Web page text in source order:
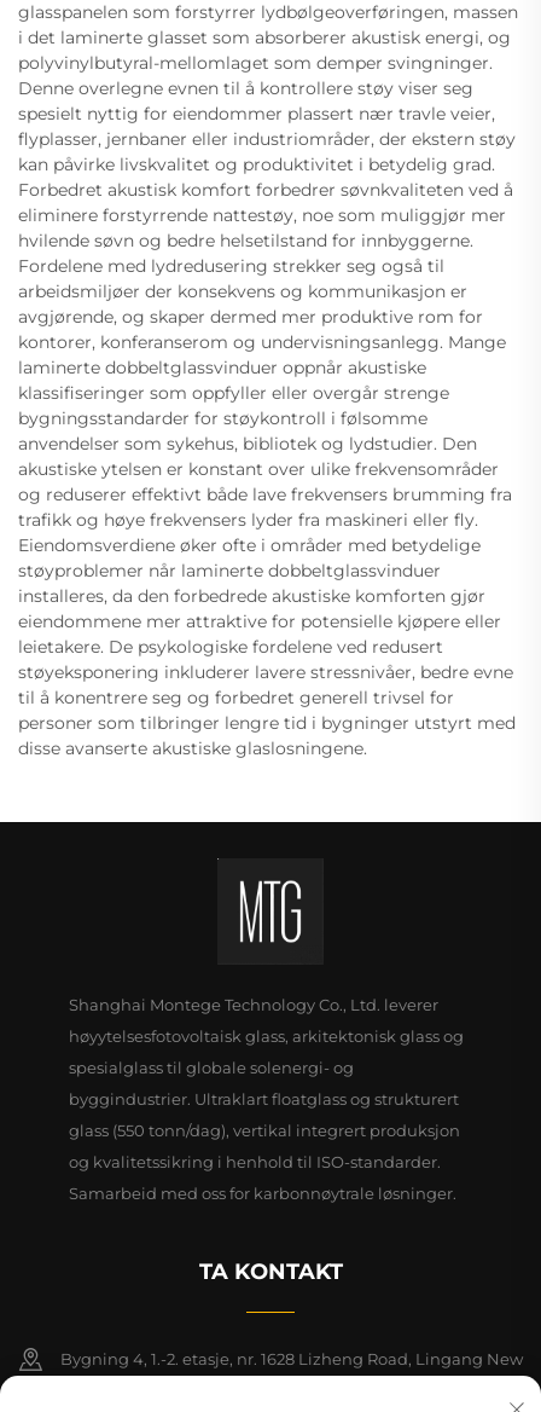
glasspanelen som forstyrrer lydbølgeoverføringen, massen
i det laminerte glasset som absorberer akustisk energi, og
polyvinylbutyral-mellomlaget som demper svingninger.
Denne overlegne evnen til å kontrollere støy viser seg
spesielt nyttig for eiendommer plassert nær travle veier,
flyplasser, jernbaner eller industriområder, der ekstern støy
kan påvirke livskvalitet og produktivitet i betydelig grad.
Forbedret akustisk komfort forbedrer søvnkvaliteten ved å
eliminere forstyrrende nattestøy, noe som muliggjør mer
hvilende søvn og bedre helsetilstand for innbyggerne.
Fordelene med lydredusering strekker seg også til
arbeidsmiljøer der konsekvens og kommunikasjon er
avgjørende, og skaper dermed mer produktive rom for
kontorer, konferanserom og undervisningsanlegg. Mange
laminerte dobbeltglassvinduer oppnår akustiske
klassifiseringer som oppfyller eller overgår strenge
bygningsstandarder for støykontroll i følsomme
anvendelser som sykehus, bibliotek og lydstudier. Den
akustiske ytelsen er konstant over ulike frekvensområder
og reduserer effektivt både lave frekvensers brumming fra
trafikk og høye frekvensers lyder fra maskineri eller fly.
Eiendomsverdiene øker ofte i områder med betydelige
støyproblemer når laminerte dobbeltglassvinduer
installeres, da den forbedrede akustiske komforten gjør
eiendommene mer attraktive for potensielle kjøpere eller
leietakere. De psykologiske fordelene ved redusert
støyeksponering inkluderer lavere stressnivåer, bedre evne
til å konentrere seg og forbedret generell trivsel for
personer som tilbringer lengre tid i bygninger utstyrt med
disse avanserte akustiske glaslosningene.
Shanghai Montege Technology Co., Ltd. leverer
høyytelsesfotovoltaisk glass, arkitektonisk glass og
spesialglass til globale solenergi- og
byggindustrier. Ultraklart floatglass og strukturert
glass (550 tonn/dag), vertikal integrert produksjon
og kvalitetssikring i henhold til ISO-standarder.
Samarbeid med oss for karbonnøytrale løsninger.
TA KONTAKT
Bygning 4, 1.-2. etasje, nr. 1628 Lizheng Road, Lingang New